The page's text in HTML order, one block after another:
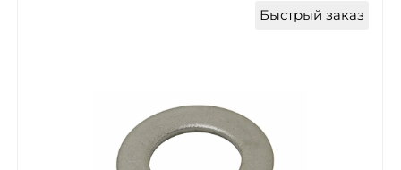
Быстрый заказ